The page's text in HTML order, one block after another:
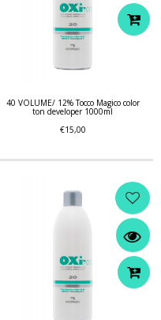
40 VOLUME/ 12% Tocco Magico color
ton developer 1000ml
€15,00